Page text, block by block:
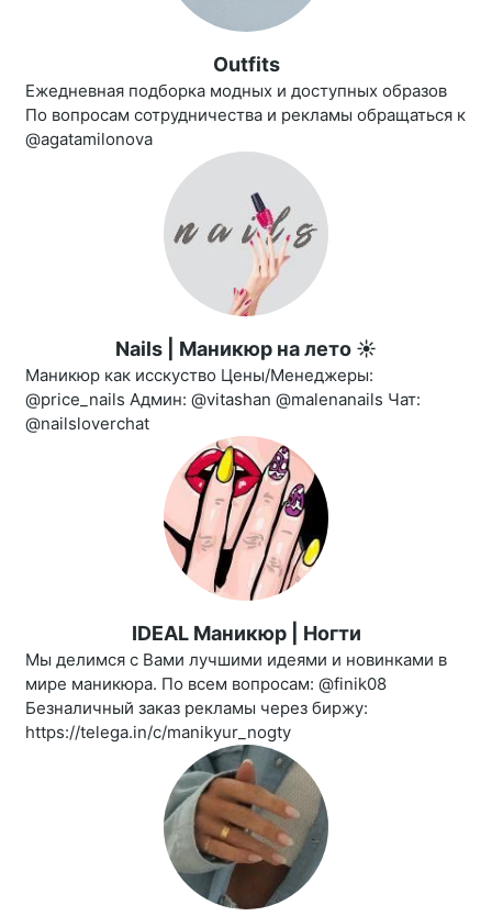
Outfits
Ежедневная подборка модных и доступных образов
По вопросам сотрудничества и рекламы обращаться к
@agatamilonova
Nails | Маникюр на лето ☀️
Маникюр как исскуство Цены/Менеджеры:
@price_nails Админ: @vitashan @malenanails Чат:
@nailsloverchat
IDEAL Маникюр | Ногти
Мы делимся с Вами лучшими идеями и новинками в
мире маникюра. По всем вопросам: @finik08
Безналичный заказ рекламы через биржу:
https://telega.in/c/manikyur_nogty